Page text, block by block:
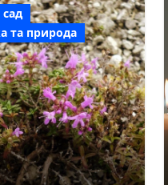
сад
та природа